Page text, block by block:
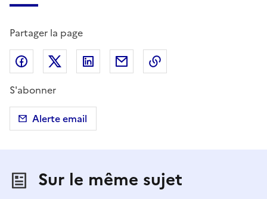
Partager la page
Partager sur Facebook
Partager sur X (anciennement Twitter)
Partager sur LinkedIn
Partager par email
S'abonner
Alerte email
Sur le même sujet